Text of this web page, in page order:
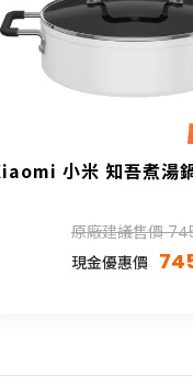
小米 知吾煮湯
原廠建議售價
現金優惠價